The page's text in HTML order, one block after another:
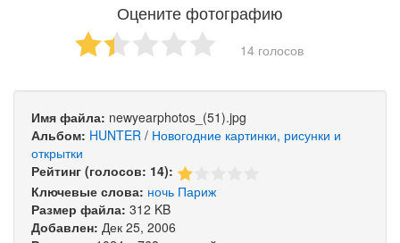
Оцените фотографию
14 голосов
Имя файла: newyearphotos_(51).jpg
Альбом: HUNTER / Новогодние картинки, рисунки и
открытки
Рейтинг (голосов: 14):
Ключевые слова: ночь Париж
Размер файла: 312 KB
Добавлен: Дек 25, 2006